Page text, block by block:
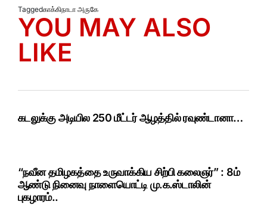
Taggedகாக்கிநாடா அருகே
YOU MAY ALSO
LIKE
கடலுக்கு அடியில 250 மீட்டர் ஆழத்தில் ரவுண்டானா…
“நவீன தமிழகத்தை உருவாக்கிய சிற்பி கலைஞர்” : 8ம்
ஆண்டு நினைவு நாளையொட்டி மு.க.ஸ்டாலின்
புகழாரம்..